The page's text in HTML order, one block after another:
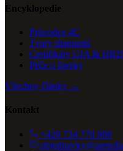
Encyklopedie
Průvodce 4C
Tvary diamantů
Certifikáty GIA & HRD
Péče o šperky
Všechny články →
Kontakt
+420 734 770 000